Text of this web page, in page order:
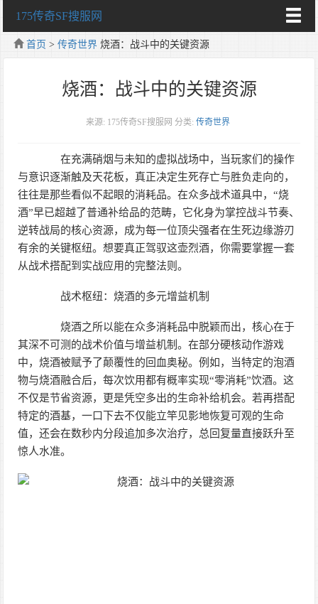
175传奇SF搜服网
首页 >传奇世界 烧酒：战斗中的关键资源
烧酒：战斗中的关键资源
来源: 175传奇SF搜服网 分类: 传奇世界
在充满硝烟与未知的虚拟战场中，当玩家们的操作
与意识逐渐触及天花板，真正决定生死存亡与胜负走向的，
往往是那些看似不起眼的消耗品。在众多战术道具中，“烧
酒”早已超越了普通补给品的范畴，它化身为掌控战斗节奏、
逆转战局的核心资源，成为每一位顶尖强者在生死边缘游刃
有余的关键枢纽。想要真正驾驭这壶烈酒，你需要掌握一套
从战术搭配到实战应用的完整法则。
战术枢纽：烧酒的多元增益机制
烧酒之所以能在众多消耗品中脱颖而出，核心在于
其深不可测的战术价值与增益机制。在部分硬核动作游戏
中，烧酒被赋予了颠覆性的回血奥秘。例如，当特定的泡酒
物与烧酒融合后，每次饮用都有概率实现“零消耗”饮酒。这
不仅是节省资源，更是凭空多出的生命补给机会。若再搭配
特定的酒基，一口下去不仅能立竿见影地恢复可观的生命
值，还会在数秒内分段追加多次治疗，总回复量直接跃升至
惊人水准。